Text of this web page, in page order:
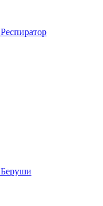
Респиратор
Беруши